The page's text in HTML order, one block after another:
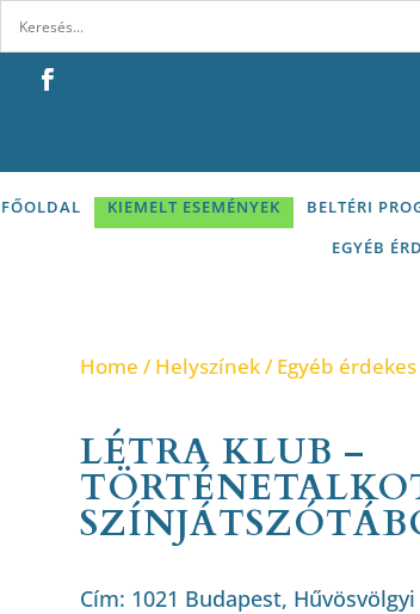
FŐOLDAL KIEMELT ESEMÉNYEK BELTÉRI
EGYÉB
Home /Helyszínek/Egyéb
LÉTRA KLUB –
Cím: 1021 Budapest,